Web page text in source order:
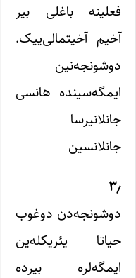
فعلینه باغلی بیر
آخیم آخیتمالی‌ییک.
دوشونجه‌نین
ایمگه‌سینده هانسی
جانلانیرسا
جانلانسین
۳٫
دوشونجه‌دن دوغوب
حیاتا یئریکله‌ین
ایمگه‌لره بیرده